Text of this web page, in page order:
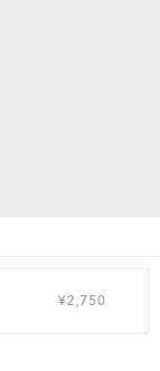
¥2,750